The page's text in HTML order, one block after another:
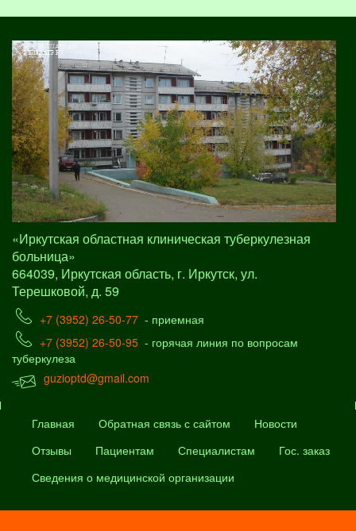
«Иркутская областная клиническая туберкулезная
больница»
664039, Иркутская область, г. Иркутск, ул.
Терешковой, д. 59
+7 (3952) 26-50-77 - приемная
+7 (3952) 26-50-95 - горячая линия по вопросам
туберкулеза
guzioptd@gmail.com
Главная Обратная связь с сайтом
Новости
Отзывы
Пациентам Специалистам
Гос. заказ
Сведения о медицинской организации